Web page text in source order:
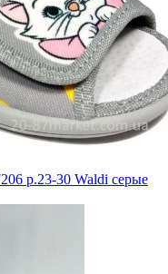
р.23-30 Waldi серые